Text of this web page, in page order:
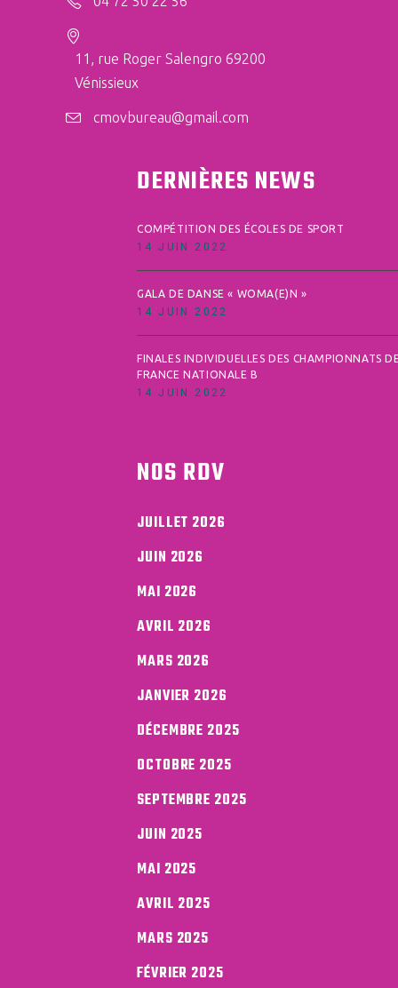
11, rue Roger Salengro 69200
Vénissieux
cmovbureau@gmail.com
DERNIÈRES NEWS
COMPÉTITION DES ÉCOLES DE SPORT
14 JUIN 2022
GALA DE DANSE « WOMA(E)N »
14 JUIN 2022
FINALES INDIVIDUELLES DES CHAMPIONNATS
FRANCE NATIONALE B
14 JUIN 2022
NOS RDV
JUILLET 2026
JUIN 2026
MAI 2026
AVRIL 2026
MARS 2026
JANVIER 2026
DÉCEMBRE 2025
OCTOBRE 2025
SEPTEMBRE 2025
JUIN 2025
MAI 2025
AVRIL 2025
MARS 2025
FÉVRIER 2025